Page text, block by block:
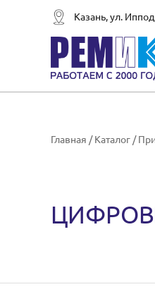
Казань, ул.
Главная /Каталог /